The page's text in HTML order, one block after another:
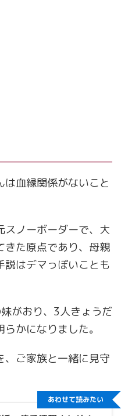
血縁関係がないこと
スノーボーダーで、大
きた原点であり、母親
説はデマっぽいことも
がおり、3人きょうだ
かになりました。
、ご家族と一緒に見守
あわせて読みたい